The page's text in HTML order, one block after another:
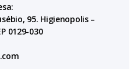
95. Higienopolis –
0129-030